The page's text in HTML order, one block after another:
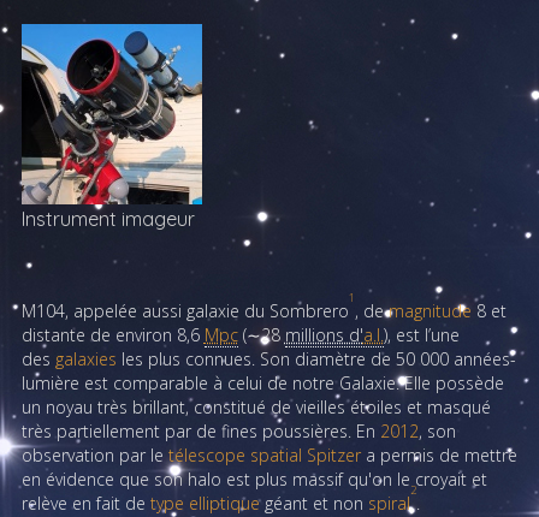
Instrument imageur
M104, appelée aussi galaxie du Sombrero
1
, demagnitude 8 et
distante de environ 8,6 Mpc(∼28 millions d'a.l.), est l’une
des galaxies les plus connues. Son diamètre de 50 000 années-
lumière est comparable à celui de notre Galaxie. Elle possède
un noyau très brillant, constitué de vieilles étoiles et masqué
très partiellement par de fines poussières. En 2012, son
observation par le télescope spatial Spitzera permis de mettre
en évidence que son halo est plus massif qu'on le croyait et
relève en fait de type elliptiquegéant et non spiral
2
.